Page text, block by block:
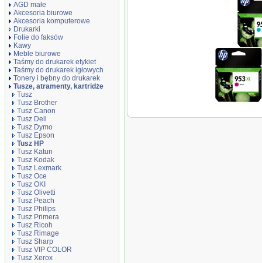
AGD małe
Akcesoria biurowe
Akcesoria komputerowe
Drukarki
Folie do faksów
Kawy
Meble biurowe
Taśmy do drukarek etykiet
Taśmy do drukarek igłowych
Tonery i bębny do drukarek
Tusze, atramenty, kartridże
Tusz
Tusz Brother
Tusz Canon
Tusz Dell
Tusz Dymo
Tusz Epson
Tusz HP
Tusz Katun
Tusz Kodak
Tusz Lexmark
Tusz Oce
Tusz OKI
Tusz Olivetti
Tusz Peach
Tusz Philips
Tusz Primera
Tusz Ricoh
Tusz Rimage
Tusz Sharp
Tusz VIP COLOR
Tusz Xerox
Oryginał Zestaw